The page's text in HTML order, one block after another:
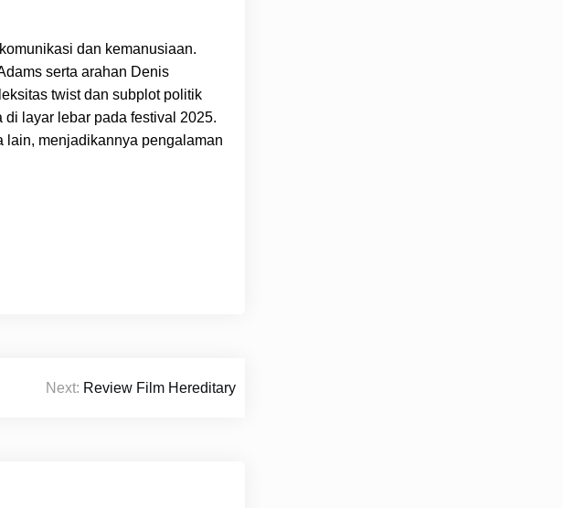
dan kemanusiaan.
serta arahan Denis
twist dan subplot politik
layar lebar pada festival 2025.
lain, menjadikannya pengalaman
Next: Review Film Hereditary